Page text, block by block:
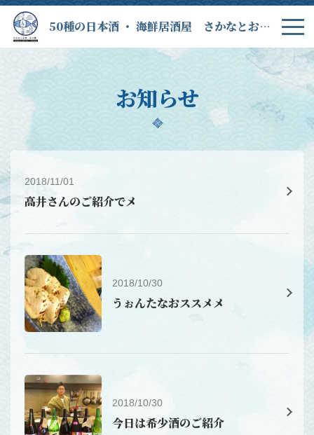
50種の日本酒 ・ 海鮮居酒屋 さかなとお酒 うぉんたな
お知らせ
2018/11/01
高井さんのご紹介でメ
2018/10/30
うぉんたなおススメメ
2018/10/30
今日は希少酒のご紹介